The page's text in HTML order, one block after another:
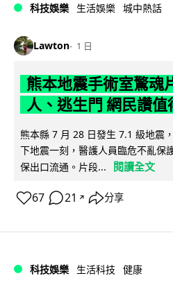
科技娛樂 生活娛樂 城中熱話
Lawton 1 日
熊本地震手術室驚魂
人、逃生門 網民讚值
熊本縣 7 月 28 日發生 7.1 級地震
下地震一刻，醫護人員臨危不亂保
保出口流通。片段...
閱讀全文
67 21 ↗ 分享
科技娛樂 生活科技 健康